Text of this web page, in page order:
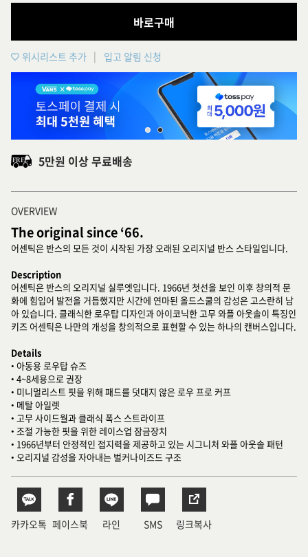
바로구매
위시리스트 추가 입고 알림 신청
5만원 이상 무료배송
OVERVIEW
The original since ‘66.
어센틱은 반스의 모든 것이 시작된 가장 오래된 오리지널 반스 스타일입니다.
Description
어센틱은 반스의 오리지널 실루엣입니다. 1966년 첫선을 보인 이후 창의적 문
화에 힘입어 발전을 거듭했지만 시간에 연마된 올드스쿨의 감성은 고스란히 남
아 있습니다. 클래식한 로우탑 디자인과 아이코닉한 고무 와플 아웃솔이 특징인
키즈 어센틱은 나만의 개성을 창의적으로 표현할 수 있는 하나의 캔버스입니다.
Details
• 아동용 로우탑 슈즈
• 4~8세용으로 권장
• 미니멀리스트 핏을 위해 패드를 덧대지 않은 로우 프로 커프
• 메탈 아일렛
• 고무 사이드월과 클래식 폭스 스트라이프
• 조절 가능한 핏을 위한 레이스업 잠금장치
• 1966년부터 안정적인 접지력을 제공하고 있는 시그니처 와플 아웃솔 패턴
• 오리지널 감성을 자아내는 벌커나이즈드 구조
카카오톡 페이스북 라인 SMS 링크복사